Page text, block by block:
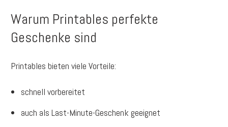
Warum Printables perfekte
Geschenke sind
Printables bieten viele Vorteile:
schnell vorbereitet
auch als Last-Minute-Geschenk geeignet